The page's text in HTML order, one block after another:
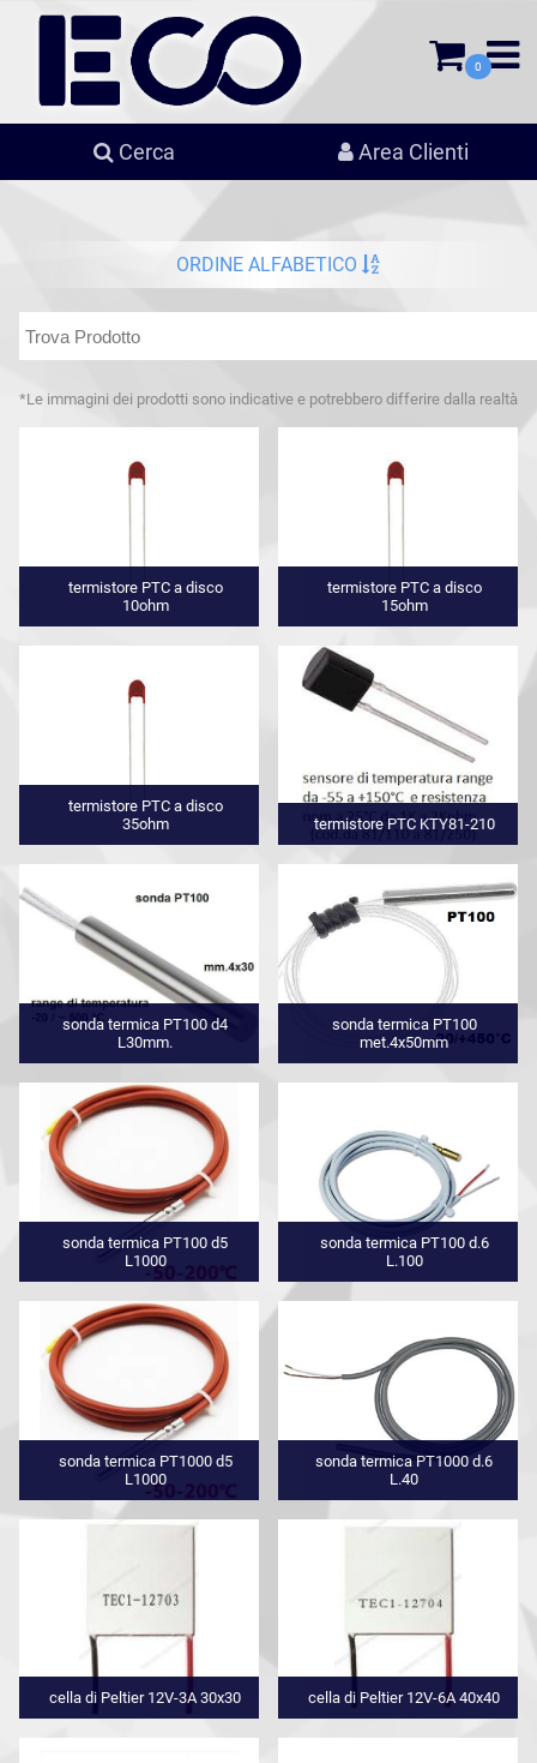
0
Cerca Area Clienti
ORDINE ALFABETICO
*Le immagini dei prodotti sono indicative e potrebbero differire dalla realtà
termistore PTC a disco
10ohm
termistore PTC a disco
15ohm
termistore PTC a disco
35ohm
termistore PTC KTY81-210
sonda termica PT100 d4
L30mm.
sonda termica PT100
met.4x50mm
sonda termica PT100 d5
L1000
sonda termica PT100 d.6
L.100
sonda termica PT1000 d5
L1000
sonda termica PT1000 d.6
L.40
cella di Peltier 12V-3A 30x30 cella di Peltier 12V-6A 40x40